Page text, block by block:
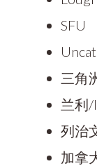
SFU
三角
兰利/
列治
加拿